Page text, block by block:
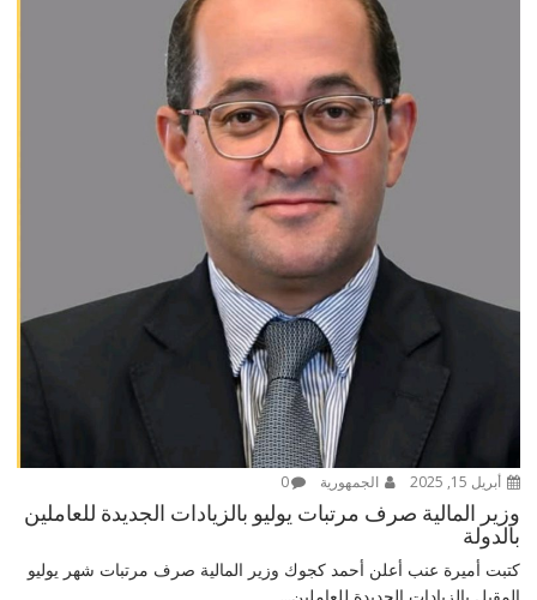
أبريل 15, 2025 الجمهورية 0
وزير المالية صرف مرتبات يوليو بالزيادات الجديدة للعاملين
بالدولة
كتبت أميرة عنب أعلن أحمد كجوك وزير المالية صرف مرتبات شهر يوليو